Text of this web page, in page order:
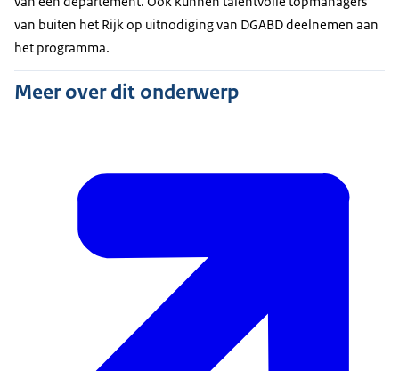
van buiten het Rijk op uitnodiging van DGABD deelnemen aan
het programma.
Meer over dit onderwerp